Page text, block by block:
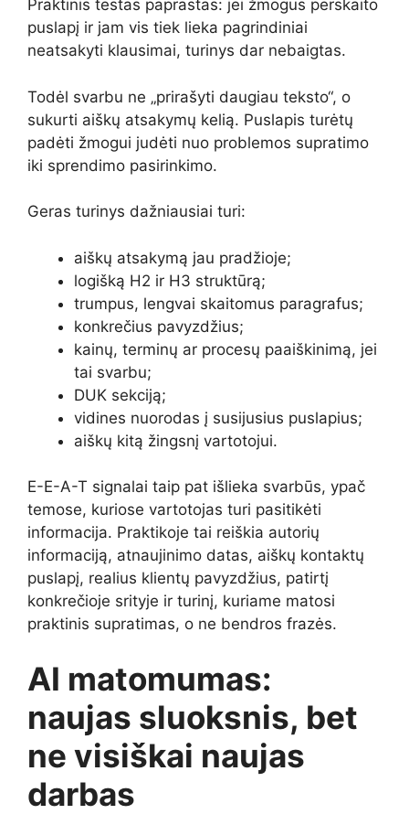
Praktinis testas paprastas: jei žmogus perskaito
puslapį ir jam vis tiek lieka pagrindiniai
neatsakyti klausimai, turinys dar nebaigtas.
Todėl svarbu ne „prirašyti daugiau teksto“, o
sukurti aiškų atsakymų kelią. Puslapis turėtų
padėti žmogui judėti nuo problemos supratimo
iki sprendimo pasirinkimo.
Geras turinys dažniausiai turi:
aiškų atsakymą jau pradžioje;
logišką H2 ir H3 struktūrą;
trumpus, lengvai skaitomus paragrafus;
konkrečius pavyzdžius;
kainų, terminų ar procesų paaiškinimą, jei
tai svarbu;
DUK sekciją;
vidines nuorodas į susijusius puslapius;
aiškų kitą žingsnį vartotojui.
E-E-A-T signalai taip pat išlieka svarbūs, ypač
temose, kuriose vartotojas turi pasitikėti
informacija. Praktikoje tai reiškia autorių
informaciją, atnaujinimo datas, aiškų kontaktų
puslapį, realius klientų pavyzdžius, patirtį
konkrečioje srityje ir turinį, kuriame matosi
praktinis supratimas, o ne bendros frazės.
AI matomumas:
naujas sluoksnis, bet
ne visiškai naujas
darbas